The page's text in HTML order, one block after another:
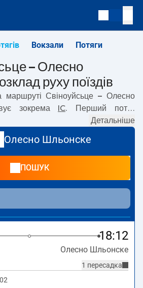
Вокзали Потяги
– Олесно
руху поїздів
маршруті Свіноуйсьце – Олесно
зокрема IC. Перший потяг
PKP Свіноуйсьце. Останній
вирушає о 18:42. На
–Олесно Шльонске
— пропонують нижчу ціну квитка і
Потяг завершує
Шльонске.
Детальніше
Олесно Шльонске
ПОШУК
18:12
Олесно Шльонске
1 пересадка